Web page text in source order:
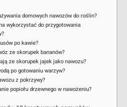
domowych nawozów do roślin?
wykorzystać do przygotowania
po kawie?
ze skorupek bananów?
ze skorupek jajek jako nawozu?
po gotowaniu warzyw?
z pokrzywy?
popiołu drzewnego w nawożeniu?